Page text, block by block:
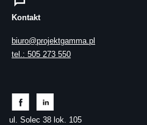
Kontakt
biuro@projektgamma.pl
tel.: 505 273 550
ul. Solec 38 lok. 105